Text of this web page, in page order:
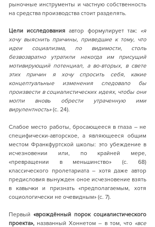
рыночные инструменты и частную собственность
на средства производства стоит разделять.
Цели исследования автор формулирует так: «я
хочу выяснить причины, приведшие к тому, что
идеи социализма, по видимости, столь
безвозвратно утратили некогда им присущий
мотивирующий потенциал, а во-вторых, в свете
этих причин я хочу спросить себя, какие
концептуальные изменения следовало бы
произвести в социалистических идеях, чтобы они
могли вновь обрести утраченную ими
вирулентность» (с. 24).
Слабое место работы, бросающееся в глаза – не
специфически-авторское, а являющееся общим
местом Франкфуртской школы: это убеждение в
исчезновении или, по крайней мере,
«превращении в меньшинство» (с. 68)
классического пролетариата – хотя даже автор
предисловия вынужден оное исчезновение взять
в кавычки и признать «предполагаемым, хотя
социологически не очевидным» (с. 7).
Первый «врождённый порок социалистического
проекта», названный Хоннетом – в том, что «все